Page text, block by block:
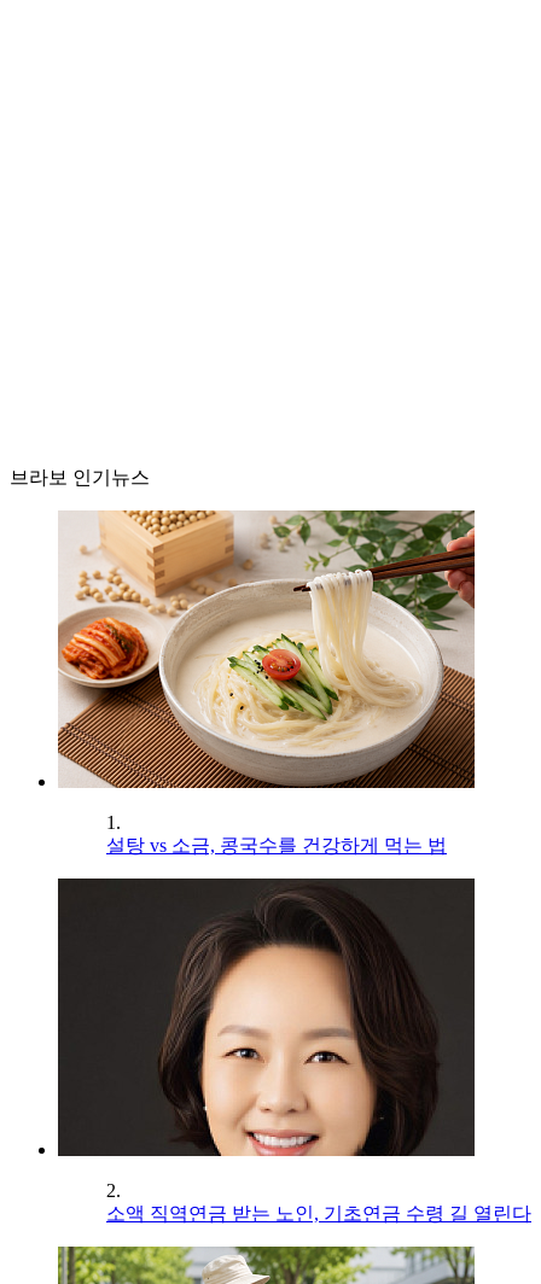
브라보 인기뉴스
1.
설탕 vs 소금, 콩국수를 건강하게 먹는 법
2.
소액 직역연금 받는 노인, 기초연금 수령 길 열린다